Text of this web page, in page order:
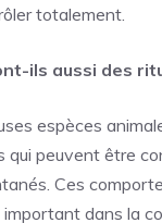
totalement.
ils aussi des
espèces
qui peuvent être
Ces
dans la